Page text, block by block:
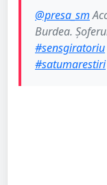
@presa_sm
Burdea.
#sensgiratoriu
#satumarestiri